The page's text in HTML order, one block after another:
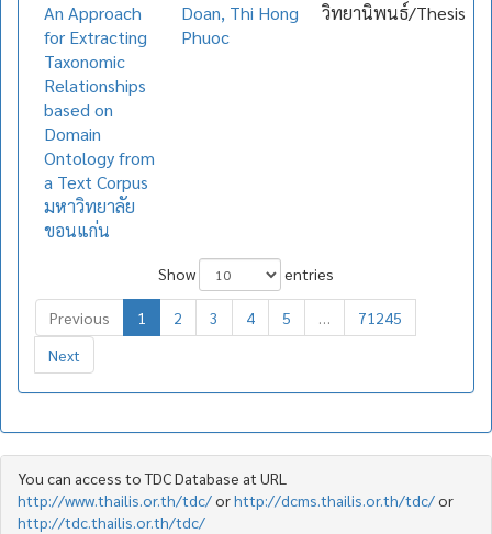
An Approach
for Extracting
Taxonomic
Relationships
based on
Domain
Ontology from
a Text Corpus
มหาวิทยาลัย
ขอนแก่น
Doan, Thi Hong
Phuoc
วิทยานิพนธ์/Thesis
Show entries
Previous 1 2 3 4 5 …
71245
Next
You can access to TDC Database at URL
http://www.thailis.or.th/tdc/orhttp://dcms.thailis.or.th/tdc/or
http://tdc.thailis.or.th/tdc/